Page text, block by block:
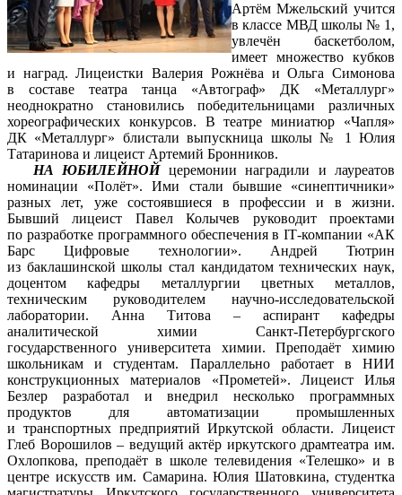
Артём Мжельский учится
в классе МВД школы № 1,
увлечён баскетболом,
имеет множество кубков
и наград. Лицеистки Валерия Рожнёва и Ольга Симонова
в составе театра танца «Автограф» ДК «Металлург»
неоднократно становились победительницами различных
хореографических конкурсов. В театре миниатюр «Чапля»
ДК «Металлург» блистали выпускница школы № 1 Юлия
Татаринова и лицеист Артемий Бронников.
НА ЮБИЛЕЙНОЙцеремонии наградили и лауреатов
номинации «Полёт». Ими стали бывшие «синептичники»
разных лет, уже состоявшиеся в профессии и в жизни.
Бывший лицеист Павел Колычев руководит проектами
по разработке программного обеспечения в IТ-компании «АК
Барс Цифровые технологии». Андрей Тютрин
из баклашинской школы стал кандидатом технических наук,
доцентом кафедры металлургии цветных металлов,
техническим руководителем научно-исследовательской
лаборатории. Анна Титова – аспирант кафедры
аналитической химии Санкт-Петербургского
государственного университета химии. Преподаёт химию
школьникам и студентам. Параллельно работает в НИИ
конструкционных материалов «Прометей». Лицеист Илья
Безлер разработал и внедрил несколько программных
продуктов для автоматизации промышленных
и транспортных предприятий Иркутской области. Лицеист
Глеб Ворошилов – ведущий актёр иркутского драмтеатра им.
Охлопкова, преподаёт в школе телевидения «Телешко» и в
центре искусств им. Самарина. Юлия Шатовкина, студентка